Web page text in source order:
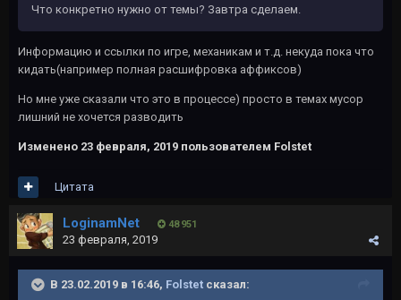
Что конкретно нужно от темы? Завтра сделаем.
Информацию и ссылки по игре, механикам и т.д. некуда пока что
кидать(например полная расшифровка аффиксов)
Но мне уже сказали что это в процессе) просто в темах мусор
лишний не хочется разводить
Изменено 23 февраля, 2019 пользователем Folstet
Цитата
LoginamNet 48 951
23 февраля, 2019
В 23.02.2019 в 16:46, Folstet сказал: